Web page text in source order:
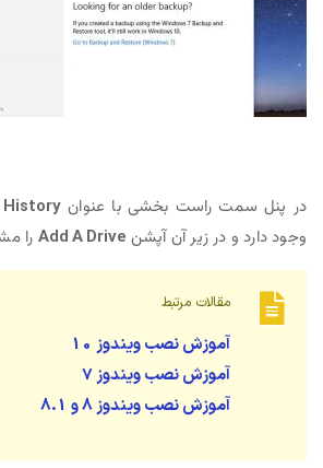
در پنل سمت راست بخشی با عنوان History
وجود دارد و در زیر آن آپشن Add A Drive را
مقالات مرتبط
آموزش نصب ویندوز 10
آموزش نصب ویندوز 7
آموزش نصب ویندوز 8 و 8.1